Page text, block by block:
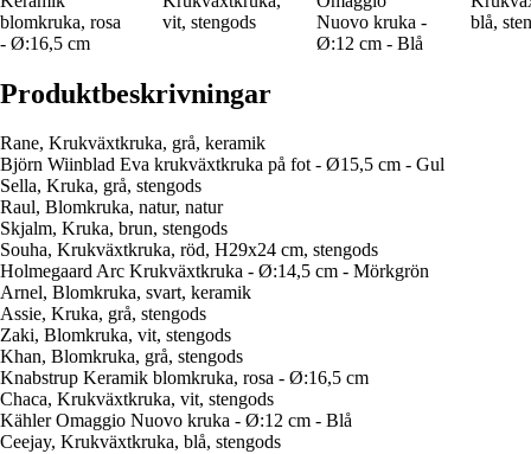
blomkruka, rosa
- Ø:16,5 cm
vit, stengods
Nuovo kruka -
Ø:12 cm - Blå
blå,
Produktbeskrivningar
Rane, Krukväxtkruka, grå, keramik
Björn Wiinblad Eva krukväxtkruka på fot - Ø15,5 cm - Gul
Sella, Kruka, grå, stengods
Raul, Blomkruka, natur, natur
Skjalm, Kruka, brun, stengods
Souha, Krukväxtkruka, röd, H29x24 cm, stengods
Holmegaard Arc Krukväxtkruka - Ø:14,5 cm - Mörkgrön
Arnel, Blomkruka, svart, keramik
Assie, Kruka, grå, stengods
Zaki, Blomkruka, vit, stengods
Khan, Blomkruka, grå, stengods
Knabstrup Keramik blomkruka, rosa - Ø:16,5 cm
Chaca, Krukväxtkruka, vit, stengods
Kähler Omaggio Nuovo kruka - Ø:12 cm - Blå
Ceejay, Krukväxtkruka, blå, stengods